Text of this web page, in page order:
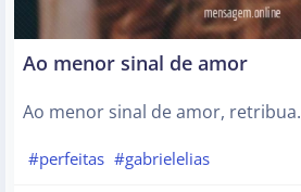
Ao menor sinal de amor
Ao menor sinal de amor, retribua.
#perfeitas #gabrielelias